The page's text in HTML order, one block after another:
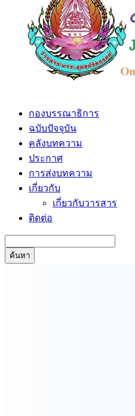
กองบรรณาธิการ
ฉบับปัจจุบัน
คลังบทความ
ประกาศ
การส่งบทความ
เกี่ยวกับ
เกี่ยวกับวารสาร
ติดต่อ
ค้นหา